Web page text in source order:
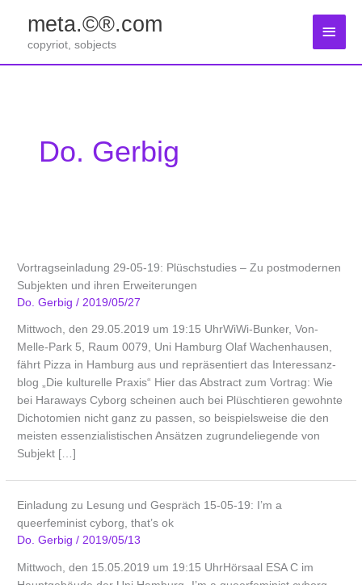
springen
meta.©®.com
copyriot, sobjects
Do. Gerbig
Vortragseinladung 29-05-19: Plüschstudies – Zu postmodernen
Subjekten und ihren Erweiterungen
Do. Gerbig/ 2019/05/27
Mittwoch, den 29.05.2019 um 19:15 UhrWiWi-Bunker, Von-
Melle-Park 5, Raum 0079, Uni Hamburg Olaf Wachenhausen,
fährt Pizza in Hamburg aus und repräsentiert das Interessanz­
blog „Die kulturelle Praxis“ Hier das Abstract zum Vortrag: Wie
bei Haraways Cyborg scheinen auch bei Plüschtieren gewohnte
Dichotomien nicht ganz zu passen, so beispielsweise die den
meisten essenzialistischen Ansätzen zu­grundeliegende von
Subjekt […]
Einladung zu Lesung und Gespräch 15-05-19: I’m a
queerfeminist cyborg, that’s ok
Do. Gerbig/2019/05/13
Mittwoch, den 15.05.2019 um 19:15 UhrHörsaal ESA C im